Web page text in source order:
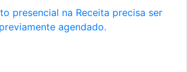
presencial na Receita precisa ser
previamente agendado.